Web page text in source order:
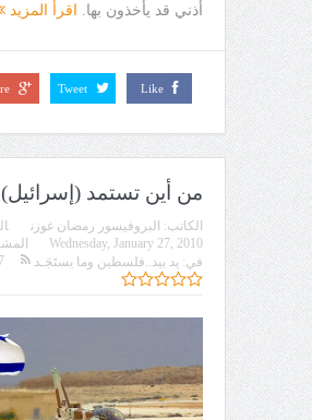
أذني قد يأخذون بها.
اقرأ المزيد
Like
Tweet
من أين تستمد (إسرائيل)
الكاتب: البروفيسور رمضان غوزن
Wednesday, January 27, 2010
في: يد بيد..فلسطين وما يستَجَـد